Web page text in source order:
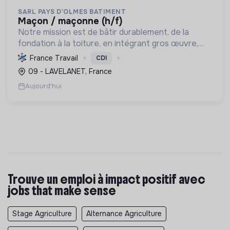
SARL PAYS D'OLMES BATIMENT
maçon / maçonne (h/f)
Notre mission est de bâtir durablement, de la
fondation à la toiture, en intégrant gros œuvre,
rénovation et désamiantage. Nous formons des
talents et valorisons l'insertion, avec le Label RGE.
France Travail CDI
09 - LAVELANET, France
Aujourd'hui
Trouve un emploi à impact positif avec
jobs that make sense
Stage Agriculture Alternance Agriculture